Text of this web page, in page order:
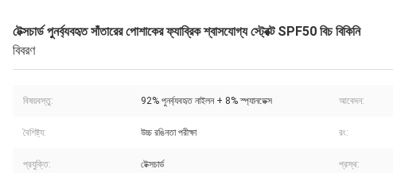
টেক্সচার্ড পুনর্ব্যবহৃত সাঁতারের পোশাকের ফ্যাব্রিক শ্বাসযোগ্য স্ট্রেক্ট SPF50 বিচ বিকিনি
বিবরণ
বিষয়বস্তু: 92% পুনর্ব্যবহৃত নাইলন + 8% স্প্যানডেক্স আবেদন:
বৈশিষ্ট্য: উচ্চ রঙিনতা পরীক্ষা রং:
প্রযুক্তি: টেক্সচার্ড প্রস্থ: